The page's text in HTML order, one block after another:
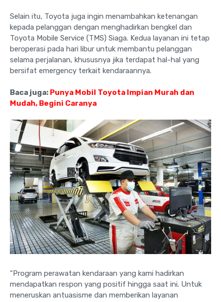
Selain itu, Toyota juga ingin menambahkan ketenangan
kepada pelanggan dengan menghadirkan bengkel dan
Toyota Mobile Service (TMS) Siaga. Kedua layanan ini tetap
beroperasi pada hari libur untuk membantu pelanggan
selama perjalanan, khususnya jika terdapat hal-hal yang
bersifat emergency terkait kendaraannya.
Baca juga: Punya Mobil Toyota Impian Murah dan
Mudah, Begini Caranya
“Program perawatan kendaraan yang kami hadirkan
mendapatkan respon yang positif hingga saat ini. Untuk
meneruskan antuasisme dan memberikan layanan